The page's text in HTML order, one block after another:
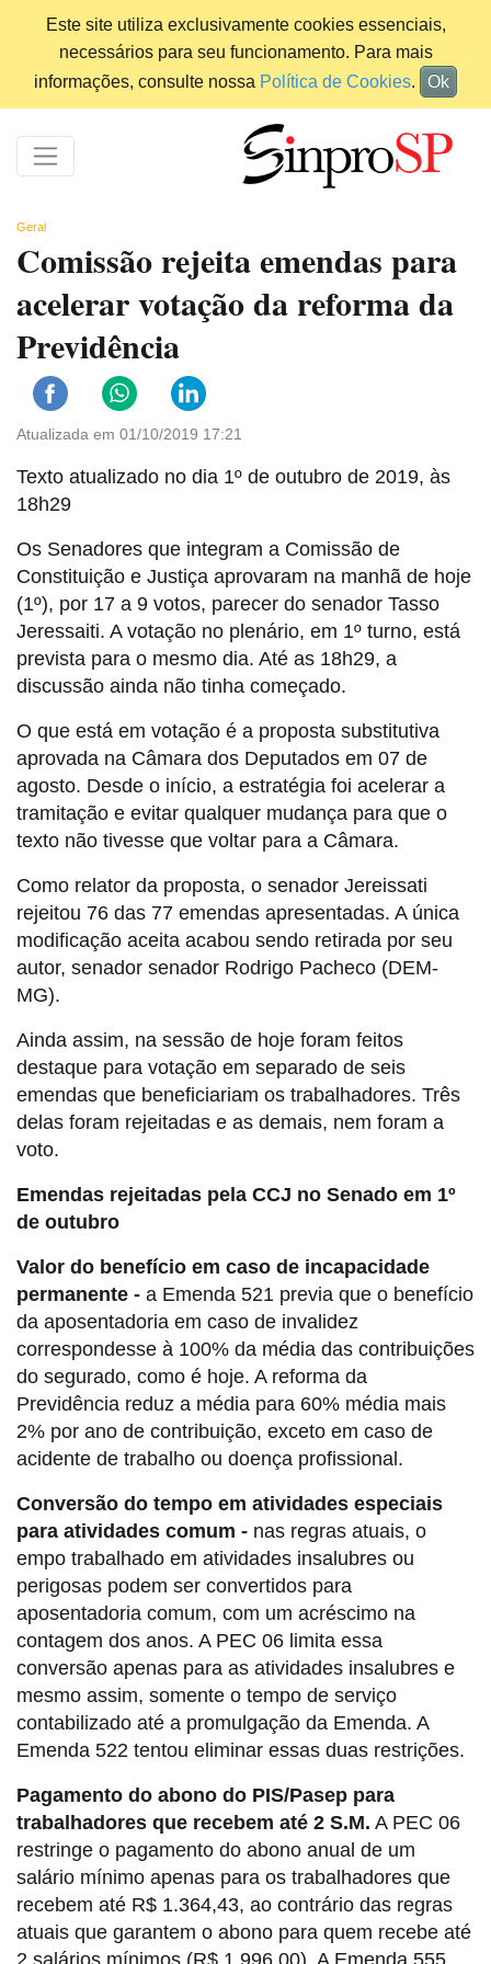
Este site utiliza exclusivamente cookies essenciais,
necessários para seu funcionamento. Para mais
informações, consulte nossa Política de Cookies. Ok
Geral
Comissão rejeita emendas para
acelerar votação da reforma da
Previdência
Atualizada em 01/10/2019 17:21
Texto atualizado no dia 1º de outubro de 2019, às
18h29
Os Senadores que integram a Comissão de
Constituição e Justiça aprovaram na manhã de hoje
(1º), por 17 a 9 votos, parecer do senador Tasso
Jeressaiti. A votação no plenário, em 1º turno, está
prevista para o mesmo dia. Até as 18h29, a
discussão ainda não tinha começado.
O que está em votação é a proposta substitutiva
aprovada na Câmara dos Deputados em 07 de
agosto. Desde o início, a estratégia foi acelerar a
tramitação e evitar qualquer mudança para que o
texto não tivesse que voltar para a Câmara.
Como relator da proposta, o senador Jereissati
rejeitou 76 das 77 emendas apresentadas. A única
modificação aceita acabou sendo retirada por seu
autor, senador senador Rodrigo Pacheco (DEM-
MG).
Ainda assim, na sessão de hoje foram feitos
destaque para votação em separado de seis
emendas que beneficiariam os trabalhadores. Três
delas foram rejeitadas e as demais, nem foram a
voto.
Emendas rejeitadas pela CCJ no Senado em 1º
de outubro
Valor do benefício em caso de incapacidade
permanente - a Emenda 521 previa que o benefício
da aposentadoria em caso de invalidez
correspondesse à 100% da média das contribuições
do segurado, como é hoje. A reforma da
Previdência reduz a média para 60% média mais
2% por ano de contribuição, exceto em caso de
acidente de trabalho ou doença profissional.
Conversão do tempo em atividades especiais
para atividades comum - nas regras atuais, o
empo trabalhado em atividades insalubres ou
perigosas podem ser convertidos para
aposentadoria comum, com um acréscimo na
contagem dos anos. A PEC 06 limita essa
conversão apenas para as atividades insalubres e
mesmo assim, somente o tempo de serviço
contabilizado até a promulgação da Emenda. A
Emenda 522 tentou eliminar essas duas restrições.
Pagamento do abono do PIS/Pasep para
trabalhadores que recebem até 2 S.M. A PEC 06
restringe o pagamento do abono anual de um
salário mínimo apenas para os trabalhadores que
recebem até R$ 1.364,43, ao contrário das regras
atuais que garantem o abono para quem recebe até